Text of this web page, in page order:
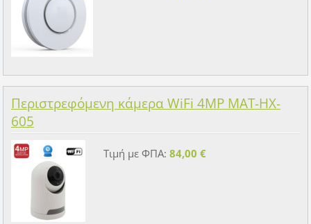
Περιστρεφόμενη κάμερα WiFi 4MP MAT-HX-
605
Τιμή με ΦΠΑ: 84,00 €